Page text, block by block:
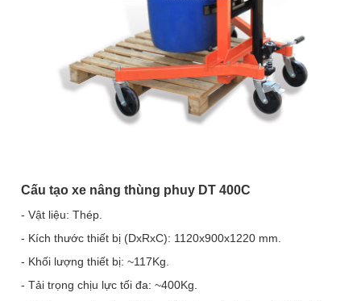
Cấu tạo xe nâng thùng phuy DT 400C
- Vật liệu: Thép.
- Kích thước thiết bị (DxRxC): 1120x900x1220 mm.
- Khối lượng thiết bị: ~117Kg.
- Tải trọng chịu lực tối đa: ~400Kg.